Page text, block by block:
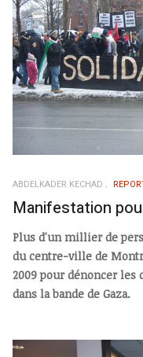
ABDELKADER KECHAD
Manifestation
Plus d'un millier de
du centre-ville de
2009 pour dénoncer
dans la bande de Gaza.